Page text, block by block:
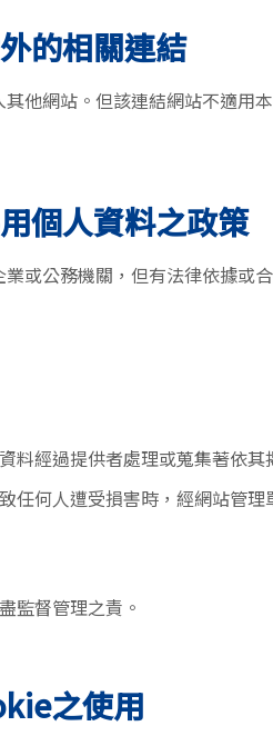
的相關連結
他網站。但該連結網站不適用
個人資料之政策
或公務機關，但有法律依據或
經過提供者處理或蒐集著依其
何人遭受損害時，經網站管
監督管理之責。
之使用